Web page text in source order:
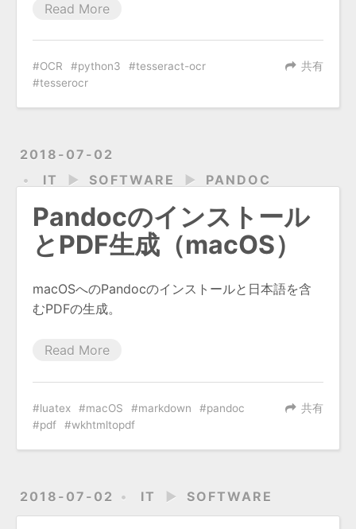
Read More
共有
OCR python3
tesseract-ocr
tesserocr
2018-07-02
IT
► SOFTWARE ► PANDOC
Pandocのインストール
とPDF生成（macOS）
macOSへのPandocのインストールと日本語を含
むPDFの生成。
Read More
共有
luatex macOS markdown
pandoc
pdf
wkhtmltopdf
2018-07-02 IT ► SOFTWARE